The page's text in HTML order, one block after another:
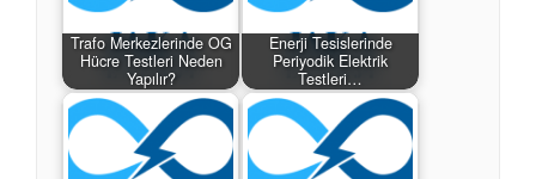
Trafo Merkezlerinde OG
Hücre Testleri Neden
Yapılır?
Enerji Tesislerinde
Periyodik Elektrik
Testleri…